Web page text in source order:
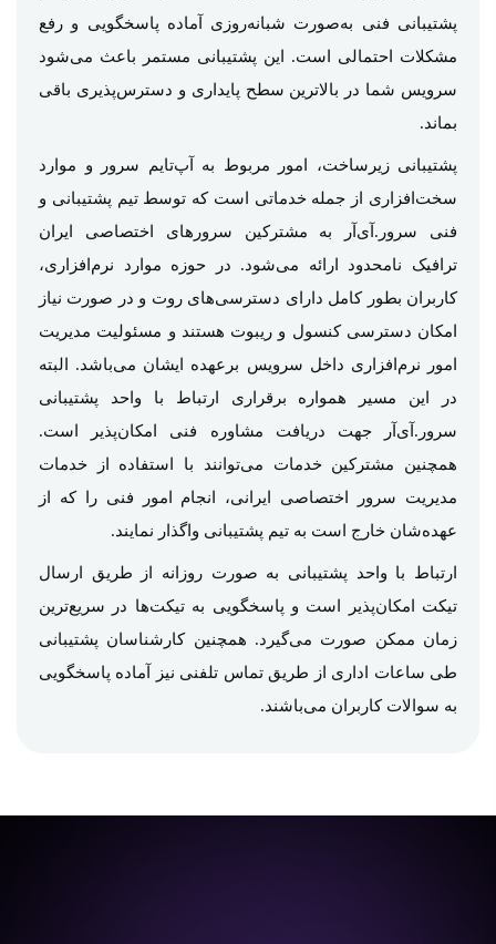
پشتیبانی فنی به‌صورت شبانه‌روزی آماده پاسخگویی و رفع
مشکلات احتمالی است. این پشتیبانی مستمر باعث می‌شود
سرویس شما در بالاترین سطح پایداری و دسترس‌پذیری باقی
بماند.
پشتیبانی زیرساخت، امور مربوط به آپ‌تایم سرور و موارد
سخت‌افزاری از جمله خدماتی است که توسط تیم پشتیبانی و
فنی سرور.آی‌آر به مشترکین سرورهای اختصاصی ایران
ترافیک نامحدود ارائه می‌شود. در حوزه موارد نرم‌افزاری،
کاربران بطور کامل دارای دسترسی‌های روت و در صورت نیاز
امکان دسترسی کنسول و ریبوت هستند و مسئولیت مدیریت
امور نرم‌افزاری داخل سرویس برعهده ایشان می‌باشد. البته
در این مسیر همواره برقراری ارتباط با واحد پشتیبانی
سرور.آی‌آر جهت دریافت مشاوره فنی امکان‌پذیر است.
همچنین مشترکین خدمات می‌توانند با استفاده از خدمات
مدیریت سرور اختصاصی ایرانی، انجام امور فنی را که از
عهده‌شان خارج است به تیم پشتیبانی واگذار نمایند.
ارتباط با واحد پشتیبانی به صورت روزانه از طریق ارسال
تیکت امکان‌پذیر است و پاسخگویی به تیکت‌ها در سریع‌ترین
زمان ممکن صورت می‌گیرد. همچنین کارشناسان پشتیبانی
طی ساعات اداری از طریق تماس تلفنی نیز آماده پاسخگویی
به سوالات کاربران می‌باشند.